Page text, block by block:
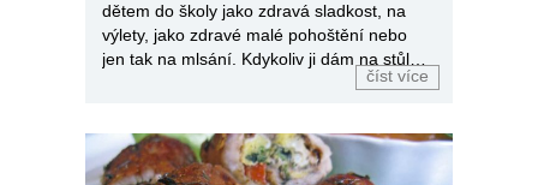
dětem do školy jako zdravá sladkost, na
výlety, jako zdravé malé pohoštění nebo
jen tak na mlsání. Kdykoliv ji dám na stůl,
číst více